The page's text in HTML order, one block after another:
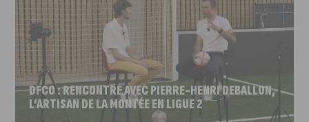
DFCO : RENCONTRE AVEC PIERRE-HENRI DEBALLON,
L’ARTISAN DE LA MONTÉE EN LIGUE 2